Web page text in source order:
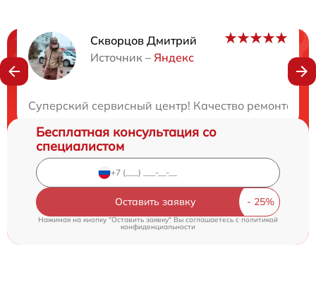
Скворцов Дмитрий
Источник – Яндекс
Суперский сервисный центр! Качество ремонта и
Нужна консультация?
Бесплатная консультация со
специалистом
Оставить заявку
Нажимая на кнопку "Оставить заявку" Вы соглашаетесь cполитикой
конфиденциальности